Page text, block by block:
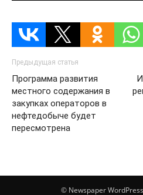
Предыдущая статья
Программа развития
местного содержания в
закупках операторов в
нефтедобыче будет
пересмотрена
© Newspaper